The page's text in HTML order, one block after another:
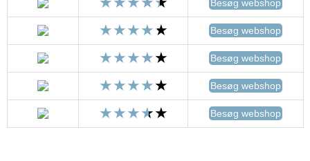
Besøg webshop
Besøg webshop
Besøg webshop
Besøg webshop
Besøg webshop